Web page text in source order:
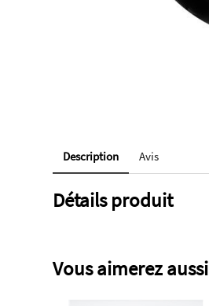
Description Avis
Détails produit
Vous aimerez aussi